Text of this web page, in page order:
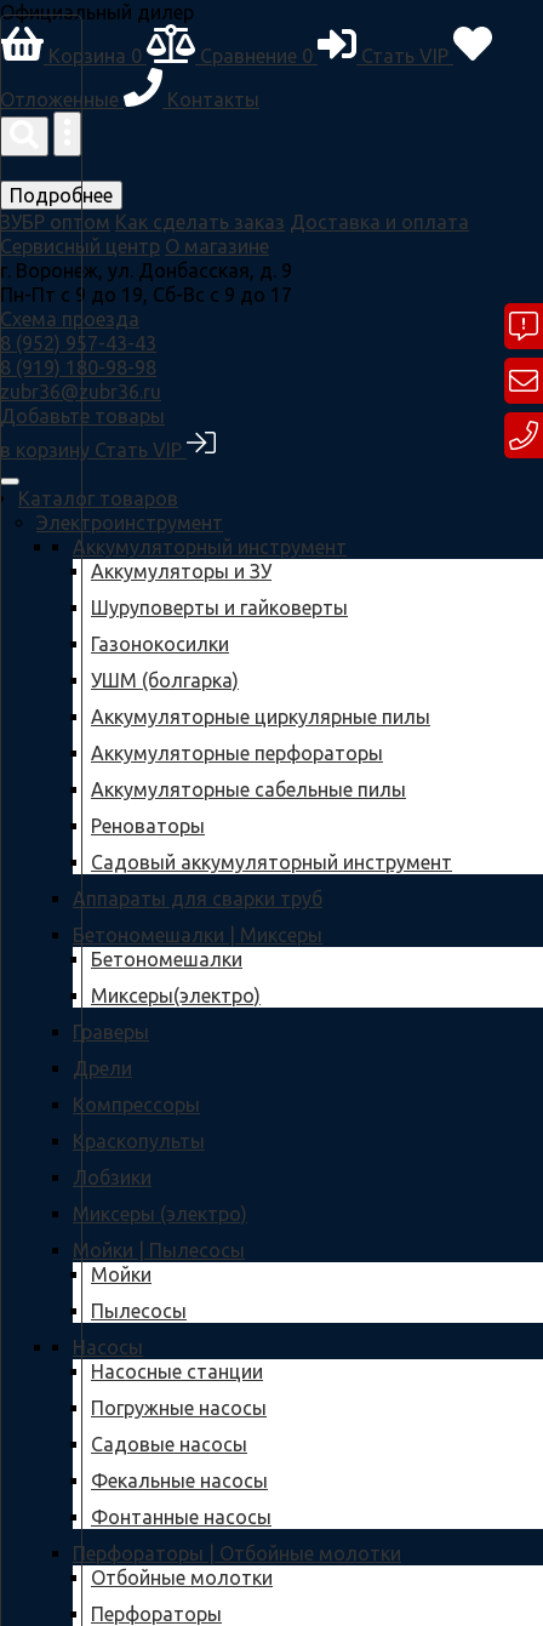
Официальный дилер
Корзина 0 Сравнение 0
Стать VIP
Отложенные
Контакты
Подробнее
ЗУБР оптом Как сделать заказ Доставка и оплата
Сервисный центр О магазине
г. Воронеж, ул. Донбасская, д. 9
Пн-Пт с 9 до 19, Сб-Вс с 9 до 17
Схема проезда
8 (952) 957-43-43
8 (919) 180-98-98
zubr36@zubr36.ru
Добавьте товары
в корзину Стать VIP
Каталог товаров
Электроинструмент
Аккумуляторный инструмент
Аккумуляторы и ЗУ
Шуруповерты и гайковерты
Газонокосилки
УШМ (болгарка)
Аккумуляторные циркулярные пилы
Аккумуляторные перфораторы
Аккумуляторные сабельные пилы
Реноваторы
Садовый аккумуляторный инструмент
Аппараты для сварки труб
Бетономешалки | Миксеры
Бетономешалки
Миксеры(электро)
Граверы
Дрели
Компрессоры
Краскопульты
Лобзики
Миксеры (электро)
Мойки | Пылесосы
Мойки
Пылесосы
Насосы
Насосные станции
Погружные насосы
Садовые насосы
Фекальные насосы
Фонтанные насосы
Перфораторы | Отбойные молотки
Отбойные молотки
Перфораторы